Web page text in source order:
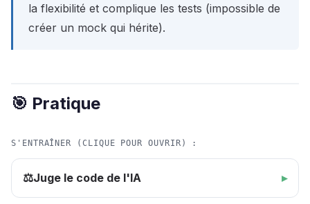
la flexibilité et complique les tests (impossible de
créer un mock qui hérite).
🎯 Pratique
S'ENTRAÎNER (CLIQUE POUR OUVRIR) :
⚖️Juge le code de l'IA